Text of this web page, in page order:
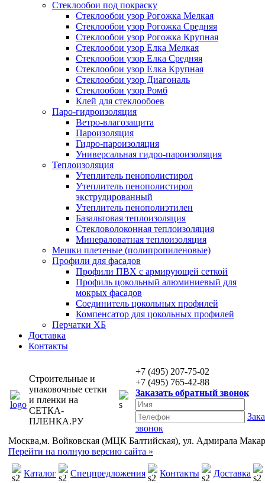
Стеклообои под покраску
Стеклообои узор Рогожка Мелкая
Стеклообои узор Рогожка Средняя
Стеклообои узор Рогожка Крупная
Стеклообои узор Елка Мелкая
Стеклообои узор Елка Средняя
Стеклообои узор Елка Крупная
Стеклообои узор Диагональ
Стеклообои узор Ромб
Клей для стеклообоев
Паро-гидроизоляция
Ветро-влагозащита
Пароизоляция
Гидро-пароизоляция
Универсальная гидро-пароизоляция
Теплоизоляция
Утеплитель пенополистирол
Утеплитель пенополистирол
экструдированный
Утеплитель пенополиэтилен
Базальтовая теплоизоляция
Стекловолоконная теплоизоляция
Минераловатная теплоизоляция
Мешки плетеные (полипропиленовые)
Профили для фасадов
Профили ПВХ с армирующей сеткой
Профиль цокольный алюминиевый для
мокрых фасадов
Соединитель цокольных профилей
Компенсатор для цокольных профилей
Перчатки ХБ
Доставка
Контакты
Строительные и
упаковочные сетки
и пленки на
СЕТКА-
ПЛЕНКА.РУ
+7 (495) 207-75-02
+7 (495) 765-42-88
Заказать обратный звонок
звонок
Москва,м. Войковская (МЦК Балтийская), ул. Адмирала
Перейти на полную версию сайта »
Каталог Спецпредложения Контакты Доставка